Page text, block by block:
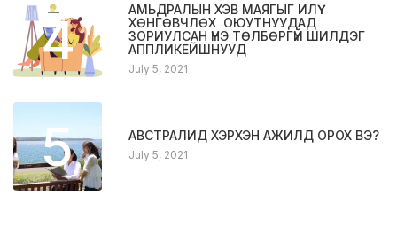
4
АМЬДРАЛЫН ХЭВ МАЯГЫГ ИЛҮҮ
ХӨНГӨВЧЛӨХ ОЮУТНУУДАД
ЗОРИУЛСАН ҮНЭ ТӨЛБӨРГҮЙ ШИЛДЭГ
АППЛИКЕЙШНУУД
July 5, 2021
5 АВСТРАЛИД ХЭРХЭН АЖИЛД ОРОХ ВЭ?
July 5, 2021